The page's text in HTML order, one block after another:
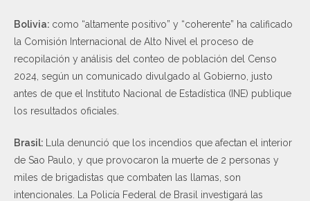
Bolivia: como “altamente positivo” y “coherente” ha calificado
la Comisión Internacional de Alto Nivel el proceso de
recopilación y análisis del conteo de población del Censo
2024, según un comunicado divulgado al Gobierno, justo
antes de que el Instituto Nacional de Estadística (INE) publique
los resultados oficiales.
Brasil:
Lula denunció que los incendios que afectan el interior
de Sao Paulo, y que provocaron la muerte de 2 personas y
miles de brigadistas que combaten las llamas, son
intencionales. La Policía Federal de Brasil investigará las